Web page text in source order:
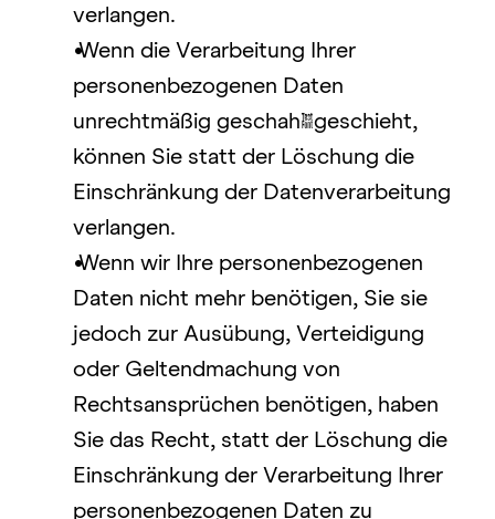
verlangen.
Wenn die Verarbeitung Ihrer
personenbezogenen Daten
unrechtmäßig geschah/geschieht,
können Sie statt der Löschung die
Einschränkung der Datenverarbeitung
verlangen.
Wenn wir Ihre personenbezogenen
Daten nicht mehr benötigen, Sie sie
jedoch zur Ausübung, Verteidigung
oder Geltendmachung von
Rechtsansprüchen benötigen, haben
Sie das Recht, statt der Löschung die
Einschränkung der Verarbeitung Ihrer
personenbezogenen Daten zu